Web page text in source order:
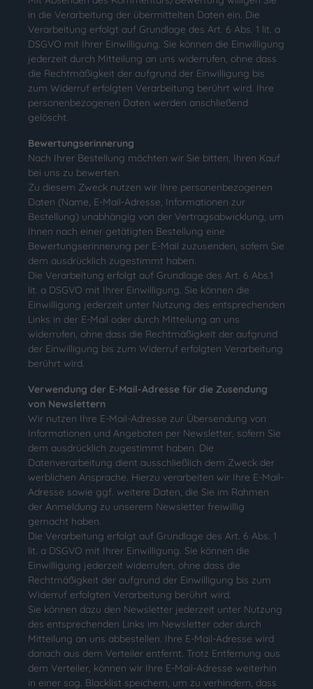
in die Verarbeitung der übermittelten Daten ein. Die
Verarbeitung erfolgt auf Grundlage des Art. 6 Abs. 1 lit. a
DSGVO mit Ihrer Einwilligung. Sie können die Einwilligung
jederzeit durch Mitteilung an uns widerrufen, ohne dass
die Rechtmäßigkeit der aufgrund der Einwilligung bis
zum Widerruf erfolgten Verarbeitung berührt wird. Ihre
personenbezogenen Daten werden anschließend
gelöscht.
Bewertungserinnerung
Nach Ihrer Bestellung möchten wir Sie bitten, Ihren Kauf
bei uns zu bewerten.
Zu diesem Zweck nutzen wir Ihre personenbezogenen
Daten (Name, E-Mail-Adresse, Informationen zur
Bestellung) unabhängig von der Vertragsabwicklung, um
Ihnen nach einer getätigten Bestellung eine
Bewertungserinnerung per E-Mail zuzusenden, sofern Sie
dem ausdrücklich zugestimmt haben.
Die Verarbeitung erfolgt auf Grundlage des Art. 6 Abs.1
lit. a DSGVO mit Ihrer Einwilligung. Sie können die
Einwilligung jederzeit unter Nutzung des entsprechenden
Links in der E-Mail oder durch Mitteilung an uns
widerrufen, ohne dass die Rechtmäßigkeit der aufgrund
der Einwilligung bis zum Widerruf erfolgten Verarbeitung
berührt wird.
Verwendung der E-Mail-Adresse für die Zusendung
von Newslettern
Wir nutzen Ihre E-Mail-Adresse zur Übersendung von
Informationen und Angeboten per Newsletter, sofern Sie
dem ausdrücklich zugestimmt haben. Die
Datenverarbeitung dient ausschließlich dem Zweck der
werblichen Ansprache. Hierzu verarbeiten wir Ihre E-Mail-
Adresse sowie ggf. weitere Daten, die Sie im Rahmen
der Anmeldung zu unserem Newsletter freiwillig
gemacht haben.
Die Verarbeitung erfolgt auf Grundlage des Art. 6 Abs. 1
lit. a DSGVO mit Ihrer Einwilligung. Sie können die
Einwilligung jederzeit widerrufen, ohne dass die
Rechtmäßigkeit der aufgrund der Einwilligung bis zum
Widerruf erfolgten Verarbeitung berührt wird.
Sie können dazu den Newsletter jederzeit unter Nutzung
des entsprechenden Links im Newsletter oder durch
Mitteilung an uns abbestellen. Ihre E-Mail-Adresse wird
danach aus dem Verteiler entfernt. Trotz Entfernung aus
dem Verteiler, können wir Ihre E-Mail-Adresse weiterhin
in einer sog. Blacklist speichern, um zu verhindern, dass